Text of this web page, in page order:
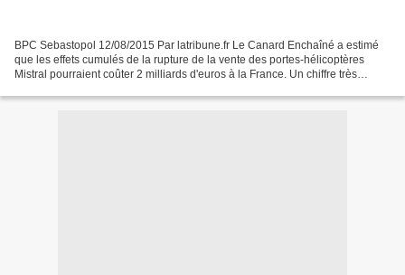
BPC Sebastopol 12/08/2015 Par latribune.fr Le Canard Enchaîné a estimé
que les effets cumulés de la rupture de la vente des portes-hélicoptères
Mistral pourraient coûter 2 milliards d'euros à la France. Un chiffre très